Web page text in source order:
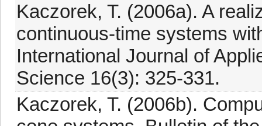
Kaczorek, T. (2006a). A
continuous-time systems
International Journal of
Science 16(3): 325-331.
Kaczorek, T. (2006b).